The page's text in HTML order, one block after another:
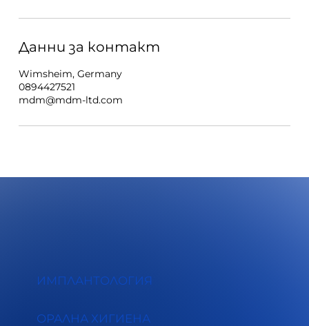
Данни за контакт
Wimsheim, Germany
0894427521
mdm@mdm-ltd.com
ИМПЛАНТОЛОГИЯ
ОРАЛНА ХИГИЕНА